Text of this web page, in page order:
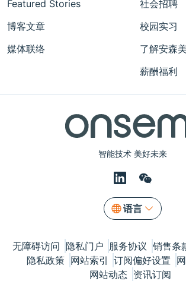
智能技术 美好未来
语言
Featured Stories
博客文章
媒体联络
社会招聘
校园实习
了解安森美
薪酬福利
无障碍访问 隐私门户 服务协议 销售条
隐私政策 网站索引 订阅偏好设置
网站动态 资讯订阅